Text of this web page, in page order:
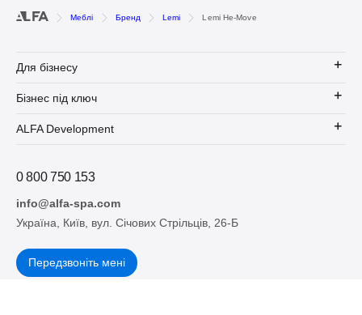
Меблі Бренд Lemi Lemi He-Move
Для бізнесу
Бізнес під ключ
ALFA Development
0 800 750 153
info@alfa-spa.com
Україна, Київ, вул. Січових Стрільців, 26-Б
Передзвоніть мені